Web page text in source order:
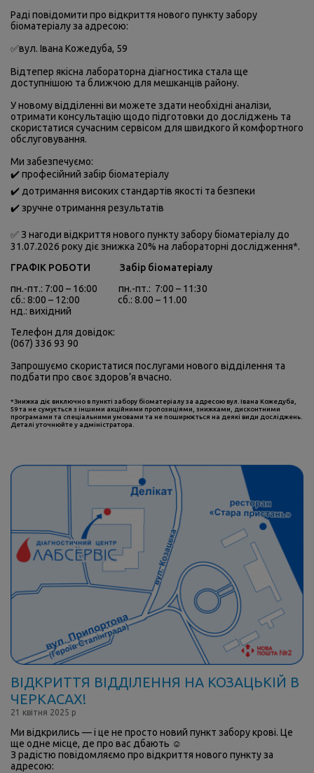
Раді повідомити про відкриття нового пункту забору
біоматеріалу за адресою:
✅вул. Івана Кожедуба, 59
Відтепер якісна лабораторна діагностика стала ще
доступнішою та ближчою для мешканців району.
У новому відділенні ви можете здати необхідні аналізи,
отримати консультацію щодо підготовки до досліджень та
скористатися сучасним сервісом для швидкого й комфортного
обслуговування.
Ми забезпечуємо:
✔️ професійний забір біоматеріалу
✔️ дотримання високих стандартів якості та безпеки
✔️ зручне отримання результатів
✅ З нагоди відкриття нового пункту забору біоматеріалу до
31.07.2026 року діє знижка 20% на лабораторні дослідження*.
ГРАФІК РОБОТИ Забір біоматеріалу
пн.-пт.: 7:00 – 16:00 пн.-пт.: 7:00 – 11:30
сб.: 8:00 – 12:00 сб.: 8.00 – 11.00
нд.: вихідний
Телефон для довідок:
(067) 336 93 90
Запрошуємо скористатися послугами нового відділення та
подбати про своє здоров’я вчасно.
*Знижка діє виключно в пункті забору біоматеріалу за адресою вул. Івана Кожедуба,
59 та не сумується з іншими акційними пропозиціями, знижками, дисконтними
програмами та спеціальними умовами та не поширюється на деякі види досліджень.
Деталі уточнюйте у адміністратора.
ВІДКРИТТЯ ВІДДІЛЕННЯ НА КОЗАЦЬКІЙ В
ЧЕРКАСАХ!
21 квітня 2025 р
Ми відкрились — і це не просто новий пункт забору крові. Це
ще одне місце, де про вас дбають ☺️
З радістю повідомляємо про відкриття нового пункту за
адресою: